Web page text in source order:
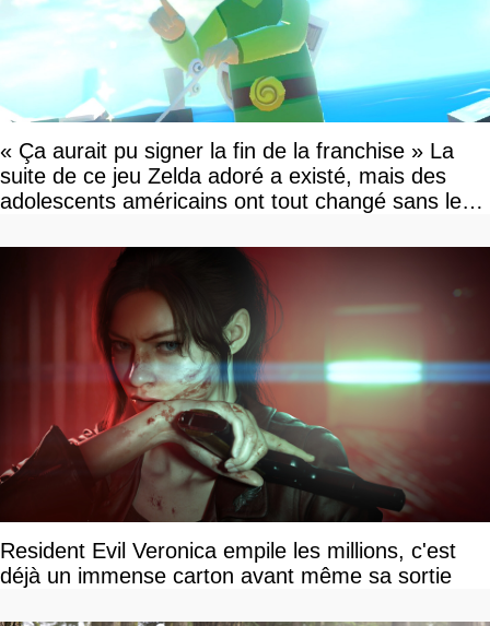
« Ça aurait pu signer la fin de la franchise » La
suite de ce jeu Zelda adoré a existé, mais des
adolescents américains ont tout changé sans le
Resident Evil Veronica empile les millions, c'est
déjà un immense carton avant même sa sortie